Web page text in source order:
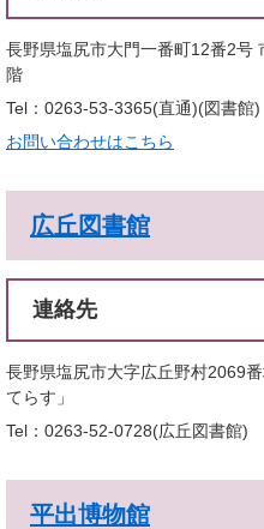
長野県塩尻市大門一番町12番2号
階
Tel：0263-53-3365(直通) 図書館
お問い合わせはこちら
広丘図書館
連絡先
長野県塩尻市大字広丘野村2069
てらす」
Tel：0263-52-0728 広丘図書館
平出博物館